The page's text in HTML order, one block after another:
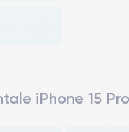
iPhone 15